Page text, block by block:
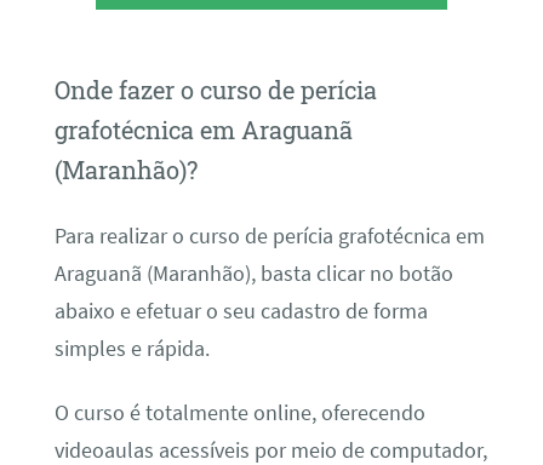
Onde fazer o curso de perícia
grafotécnica em Araguanã
(Maranhão)?
Para realizar o curso de perícia grafotécnica em
Araguanã (Maranhão), basta clicar no botão
abaixo e efetuar o seu cadastro de forma
simples e rápida.
O curso é totalmente online, oferecendo
videoaulas acessíveis por meio de computador,